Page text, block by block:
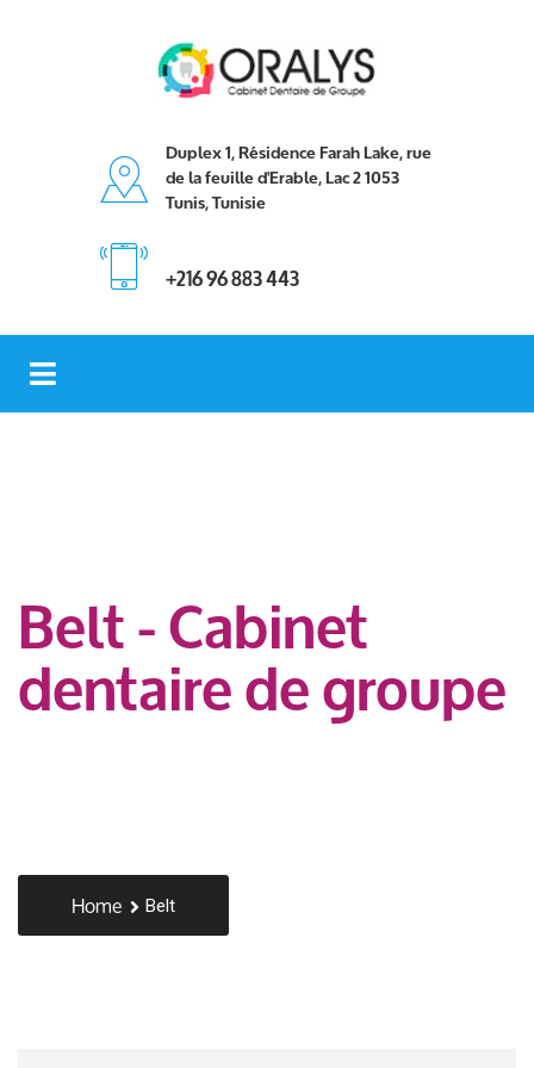
Duplex 1, Résidence Farah Lake, rue
de la feuille d'Erable, Lac 2 1053
Tunis, Tunisie
+216 96 883 443
Belt - Cabinet
dentaire de groupe
Home Belt